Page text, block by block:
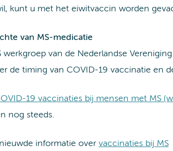
kunt u met het eiwitvaccin worden
van MS-medicatie
werkgroep van de Nederlandse
de timing van COVID-19 vaccinatie en
19 vaccinaties bij mensen met MS
nog steeds.
informatie over vaccinaties bij MS